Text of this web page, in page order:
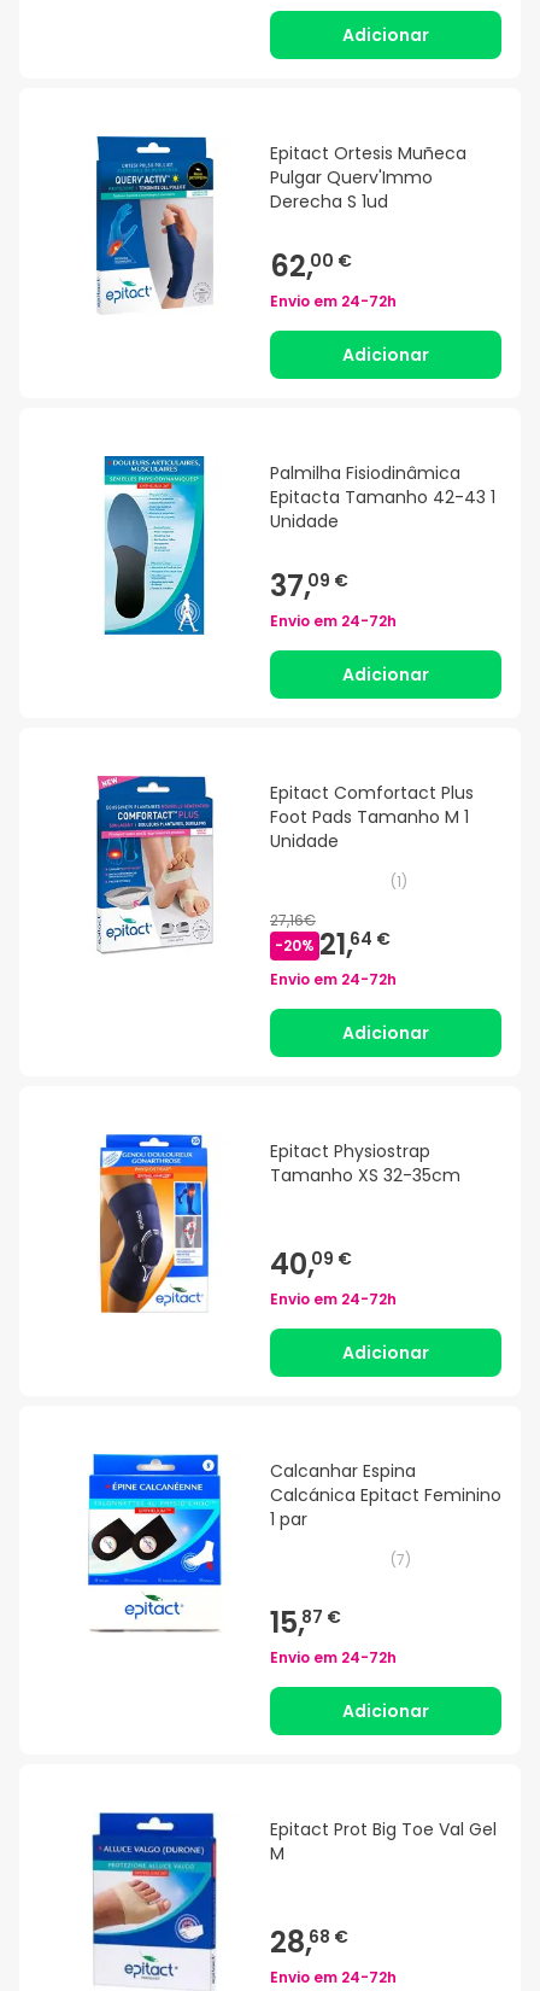
Adicionar
Epitact Ortesis Muñeca
Pulgar Querv'Immo
Derecha S 1ud
62,00 €
Envio em 24-72h
Adicionar
Palmilha Fisiodinâmica
Epitacta Tamanho 42-43 1
Unidade
37,09 €
Envio em 24-72h
Adicionar
Epitact Comfortact Plus
Foot Pads Tamanho M 1
Unidade
(1)
27,16€
-20% 21,64 €
Envio em 24-72h
Adicionar
Epitact Physiostrap
Tamanho XS 32-35cm
40,09 €
Envio em 24-72h
Adicionar
Calcanhar Espina
Calcánica Epitact Feminino
1 par
(7)
15,87 €
Envio em 24-72h
Adicionar
Epitact Prot Big Toe Val Gel
M
28,68 €
Envio em 24-72h